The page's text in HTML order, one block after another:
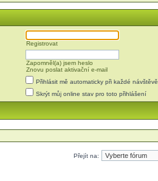
Registrovat
Zapomněl(a) jsem heslo
Znovu poslat aktivační e-mail
Přihlásit mě automaticky při každé návštěvě
Skrýt můj online stav pro toto přihlášení
Přejít na: